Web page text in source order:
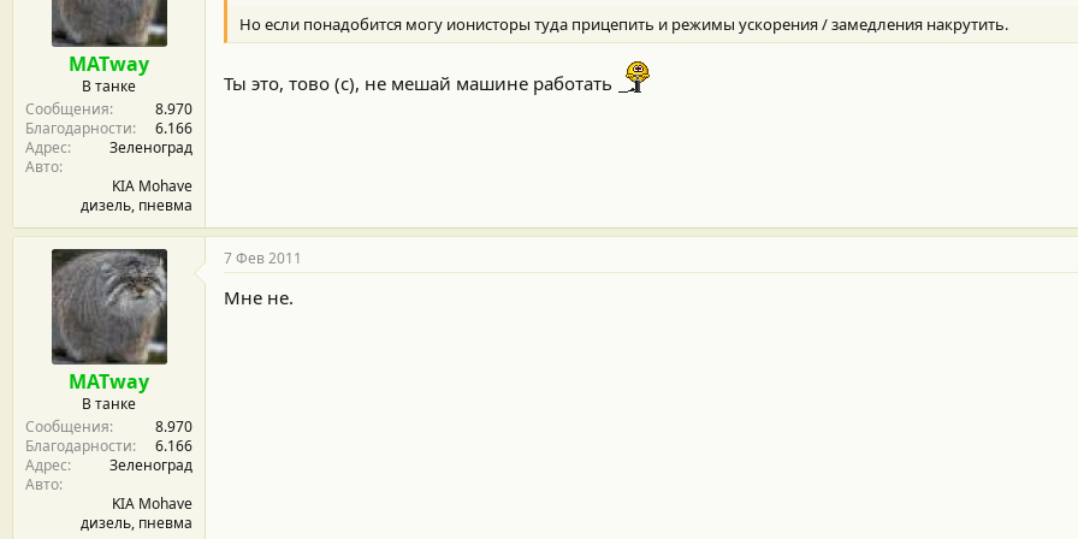
MATway
В танке
Сообщения
8.970
Благодарности
6.166
Адрес
Зеленоград
Авто
KIA Mohave
дизель, пневма
Но если понадобится могу ионисторы туда прицепить и режимы ускорения / замедления накрутить.
Ты это, тово (с), не мешай машине работать
MATway
В танке
Сообщения
8.970
Благодарности
6.166
Адрес
Зеленоград
Авто
KIA Mohave
дизель, пневма
7 Фев 2011
Мне не.